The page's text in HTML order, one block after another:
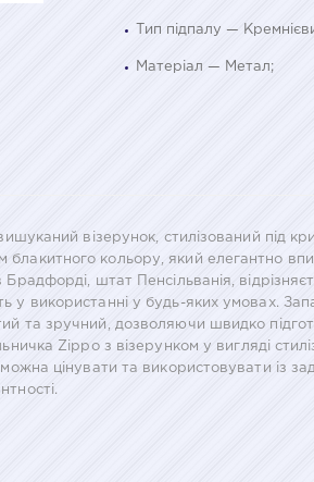
Тип підпалу —
Матеріал — Метал;
візерунок, стилізований під
кольору, який елегантно
штат Пенсільванія,
у використанні у будь-яких умовах.
та зручний, дозволяючи швидко
Zippo з візерунком у вигляді
цінувати та використовувати із